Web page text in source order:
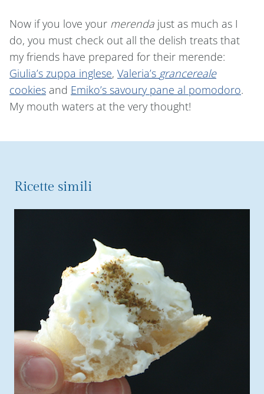
Now if you love your merenda just as much as I
do, you must check out all the delish treats that
my friends have prepared for their merende:
Giulia’s zuppa inglese, Valeria’s grancereale
cookies and Emiko’s savoury pane al pomodoro.
My mouth waters at the very thought!
Ricette simili